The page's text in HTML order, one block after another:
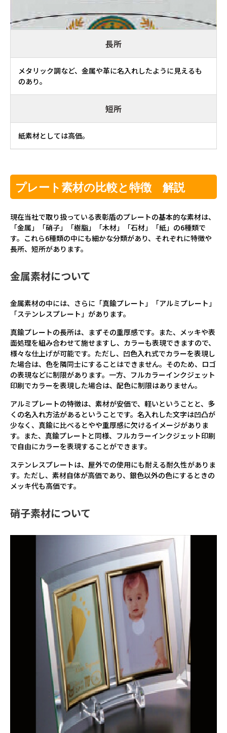
長所
メタリック調など、金属や革に名入れしたように見えるも
のあり。
短所
紙素材としては高価。
プレート素材の比較と特徴 解説
現在当社で取り扱っている表彰盾のプレートの基本的な素材は、
「金属」「硝子」「樹脂」「木材」「石材」「紙」の6種類で
す。これら6種類の中にも細かな分類があり、それぞれに特徴や
長所、短所があります。
金属素材について
金属素材の中には、さらに「真鍮プレート」「アルミプレート」
「ステンレスプレート」があります。
真鍮プレートの長所は、まずその重厚感です。また、メッキや表
面処理を組み合わせて施せますし、カラーも表現できますので、
様々な仕上げが可能です。ただし、凹色入れ式でカラーを表現し
た場合は、色を隣同士にすることはできません。そのため、ロゴ
の表現などに制限があります。一方、フルカラーインクジェット
印刷でカラーを表現した場合は、配色に制限はありません。
アルミプレートの特徴は、素材が安価で、軽いということと、多
くの名入れ方法があるということです。名入れした文字は凹凸が
少なく、真鍮に比べるとやや重厚感に欠けるイメージがありま
す。また、真鍮プレートと同様、フルカラーインクジェット印刷
で自由にカラーを表現することができます。
ステンレスプレートは、屋外での使用にも耐える耐久性がありま
す。ただし、素材自体が高価であり、銀色以外の色にするときの
メッキ代も高価です。
硝子素材について